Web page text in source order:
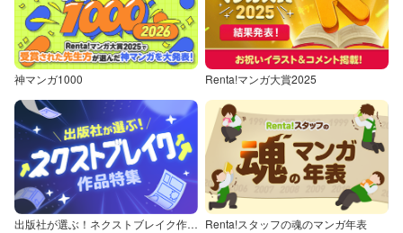
神マンガ1000 Renta!マンガ大賞2025
出版社が選ぶ！ネクストブレイク作品特集 Renta!スタッフの魂のマンガ年表